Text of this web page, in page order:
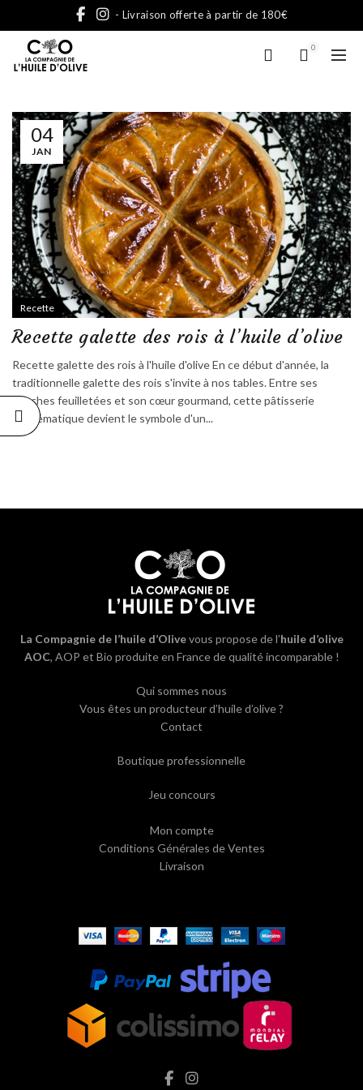
- Livraison offerte à partir de 180€
0
04
JAN
Recette
Recette galette des rois à l’huile d’olive
Recette galette des rois à l'huile d'olive En ce début d'année, la
traditionnelle galette des rois s'invite à nos tables. Entre ses
couches feuilletées et son cœur gourmand, cette pâtisserie
emblématique devient le symbole d'un...
La Compagnie de l’huile d’Olivevous propose de l’huile d’olive
AOC, AOP et Bio produite en France de qualité incomparable !
Qui sommes nous
Vous êtes un producteur d’huile d’olive ?
Contact
Boutique professionnelle
Jeu concours
Mon compte
Conditions Générales de Ventes
Livraison